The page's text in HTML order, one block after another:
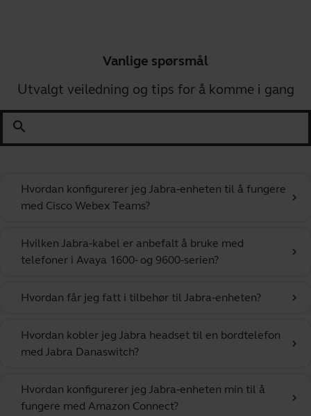
Vanlige spørsmål
Utvalgt veiledning og tips for å komme i gang
search
Hvordan konfigurerer jeg Jabra-enheten til å fungere
med Cisco Webex Teams?
chevron_right
Hvilken Jabra-kabel er anbefalt å bruke med
telefoner i Avaya 1600- og 9600-serien?
chevron_right
Hvordan får jeg fatt i tilbehør til Jabra-enheten? chevron_right
Hvordan kobler jeg Jabra headset til en bordtelefon
med Jabra Danaswitch?
chevron_right
Hvordan konfigurerer jeg Jabra-enheten min til å
fungere med Amazon Connect?
chevron_right